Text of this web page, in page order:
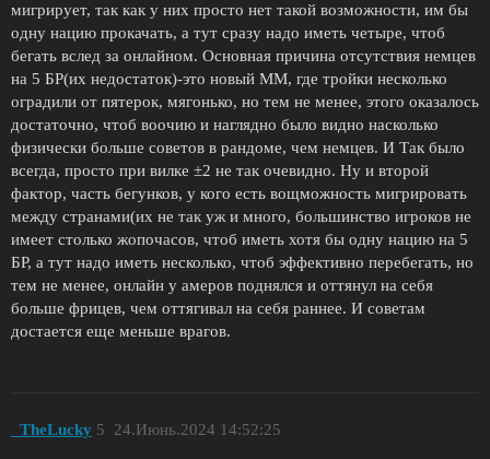
мигрирует, так как у них просто нет такой возможности, им бы
одну нацию прокачать, а тут сразу надо иметь четыре, чтоб
бегать вслед за онлайном. Основная причина отсутствия немцев
на 5 БР(их недостаток)-это новый ММ, где тройки несколько
оградили от пятерок, мягонько, но тем не менее, этого оказалось
достаточно, чтоб воочию и наглядно было видно насколько
физически больше советов в рандоме, чем немцев. И Так было
всегда, просто при вилке ±2 не так очевидно. Ну и второй
фактор, часть бегунков, у кого есть вощможность мигрировать
между странами(их не так уж и много, большинство игроков не
имеет столько жопочасов, чтоб иметь хотя бы одну нацию на 5
БР, а тут надо иметь несколько, чтоб эффективно перебегать, но
тем не менее, онлайн у амеров поднялся и оттянул на себя
больше фрицев, чем оттягивал на себя раннее. И советам
достается еще меньше врагов.
_TheLucky 24.Июнь.2024 14:52:25
5